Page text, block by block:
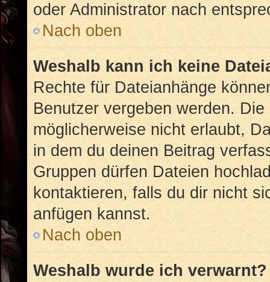
oder Administrator nach
Nach oben
Weshalb kann ich keine
Rechte für Dateianhänge
Benutzer vergeben werden.
möglicherweise nicht erlaubt,
in dem du deinen Beitrag
Gruppen dürfen Dateien
kontaktieren, falls du dir nicht
anfügen kannst.
Nach oben
Weshalb wurde ich verwarnt?